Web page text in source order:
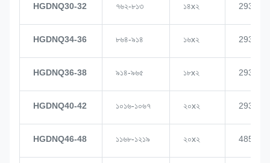
HGDNQ30-32 ৭৬২-৮১৩ ১৪x২ 2937
HGDNQ34-36 ৮৬৪-৯১৪ ১৬x২ 2937
HGDNQ36-38 ৯১৪-৯৬৫ ১৮x২ 2937
HGDNQ40-42 ১০১৬-১০৬৭ ২০x২ 2937
HGDNQ46-48 ১১৬৮-১২১৯ ২০x২ 4855